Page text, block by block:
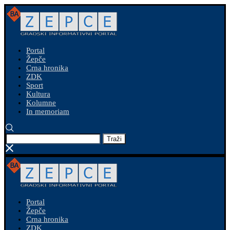
Portal
Žepče
Crna hronika
ZDK
Sport
Kultura
Kolumne
In memoriam
Traži
Portal
Žepče
Crna hronika
ZDK